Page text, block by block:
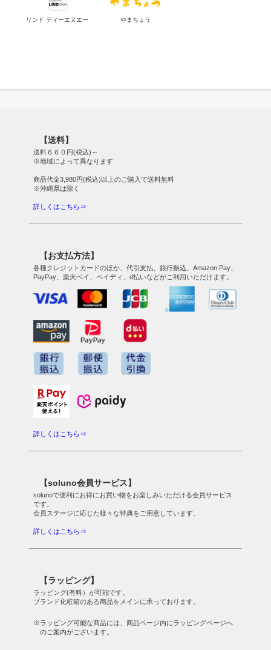
リンド ディーエヌエー やまちょう
【送料】
送料６６０円(税込)～
※地域によって異なります
商品代金3,980円(税込)以上のご購入で送料無料
※沖縄県は除く
詳しくはこちら⇒
【お支払方法】
各種クレジットカードのほか、代引支払、銀行振込、Amazon Pay、
PayPay、楽天ペイ、ペイディ、d払いなどがご利用いただけます。
詳しくはこちら⇒
【soluno会員サービス】
solunoで便利にお得にお買い物をお楽しみいただける会員サービス
です。
会員ステージに応じた様々な特典をご用意しています。
詳しくはこちら⇒
【ラッピング】
ラッピング(有料）が可能です。
ブランド化粧箱のある商品をメインに承っております。
※ラッピング可能な商品には、商品ページ内にラッピングページへ
のご案内がございます。